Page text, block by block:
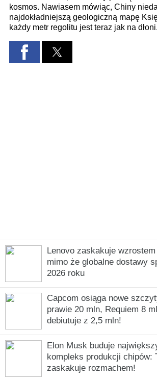
Lenovo zaskakuje
mimo że globalne dostawy
2026 roku
Capcom osiąga nowe
prawie 20 mln, Requiem 8
debiutuje z 2,5 mln!
Elon Musk buduje
kompleks produkcji chipów:
zaskakuje rozmachem!